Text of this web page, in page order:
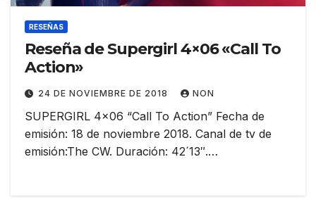
RESEÑAS
Reseña de Supergirl 4×06 «Call To
Action»
24 DE NOVIEMBRE DE 2018 NON
SUPERGIRL 4×06 “Call To Action” Fecha de
emisión: 18 de noviembre 2018. Canal de tv de
emisión:The CW. Duración: 42´13″.…